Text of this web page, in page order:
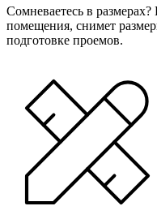
Сомневаетесь в
помещения, снимет
подготовке проемов.